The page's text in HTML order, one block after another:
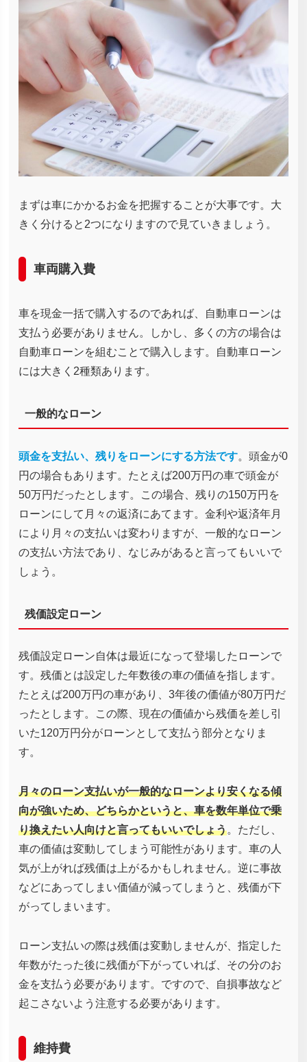
まずは車にかかるお金を把握することが大事です。大
きく分けると2つになりますので見ていきましょう。
車両購入費
車を現金一括で購入するのであれば、自動車ローンは
支払う必要がありません。しかし、多くの方の場合は
自動車ローンを組むことで購入します。自動車ローン
には大きく2種類あります。
一般的なローン
頭金を支払い、残りをローンにする方法です。頭金が0
円の場合もあります。たとえば200万円の車で頭金が
50万円だったとします。この場合、残りの150万円を
ローンにして月々の返済にあてます。金利や返済年月
により月々の支払いは変わりますが、一般的なローン
の支払い方法であり、なじみがあると言ってもいいで
しょう。
残価設定ローン
残価設定ローン自体は最近になって登場したローンで
す。残価とは設定した年数後の車の価値を指します。
たとえば200万円の車があり、3年後の価値が80万円だ
ったとします。この際、現在の価値から残価を差し引
いた120万円分がローンとして支払う部分となりま
す。
月々のローン支払いが一般的なローンより安くなる傾
向が強いため、どちらかというと、車を数年単位で乗
り換えたい人向けと言ってもいいでしょう。ただし、
車の価値は変動してしまう可能性があります。車の人
気が上がれば残価は上がるかもしれません。逆に事故
などにあってしまい価値が減ってしまうと、残価が下
がってしまいます。
ローン支払いの際は残価は変動しませんが、指定した
年数がたった後に残価が下がっていれば、その分のお
金を支払う必要があります。ですので、自損事故など
起こさないよう注意する必要があります。
維持費